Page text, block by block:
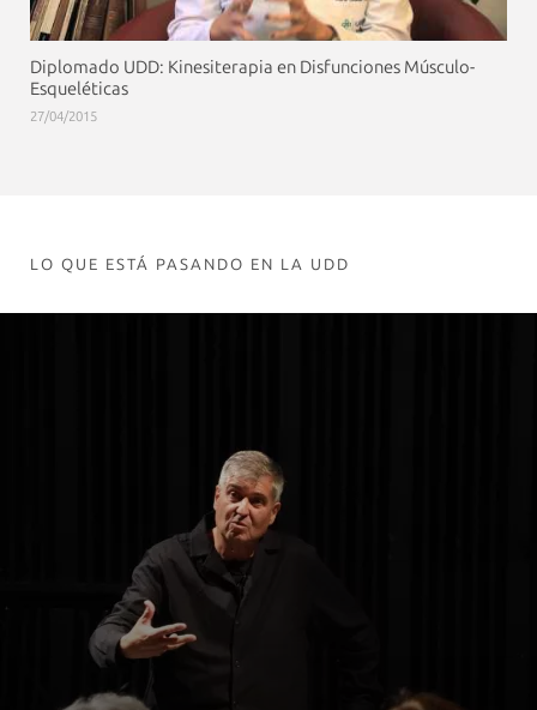
Diplomado UDD: Kinesiterapia en Disfunciones Músculo-
Esqueléticas
27/04/2015
LO QUE ESTÁ PASANDO EN LA UDD